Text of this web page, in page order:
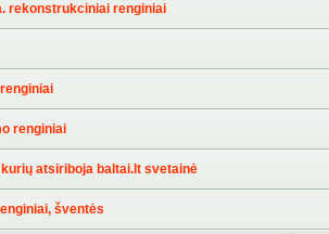
rekonstrukciniai renginiai
renginiai
atsiriboja baltai.lt svetainė
šventės